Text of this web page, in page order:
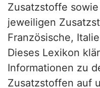
Zusatzstoffe
jeweiligen
Französische,
Dieses Lexikon
Informationen zu
Zusatzstoffen auf